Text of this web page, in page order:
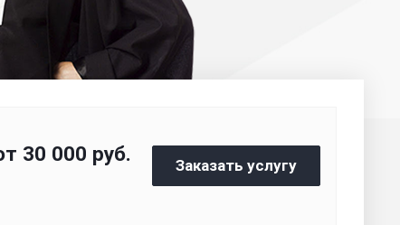
30 000 руб. Заказать услугу